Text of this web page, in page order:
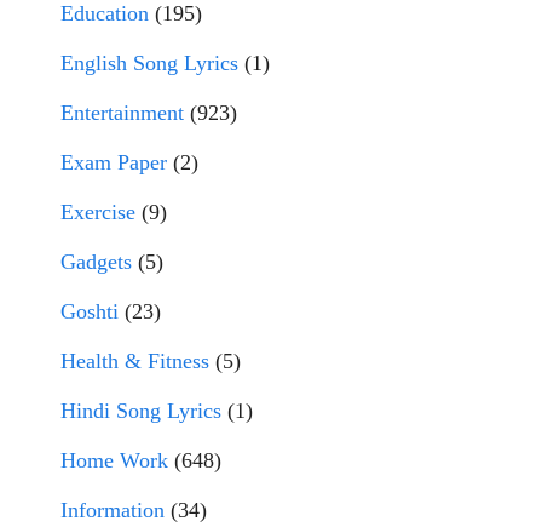
Education (195)
English Song Lyrics (1)
Entertainment (923)
Exam Paper (2)
Exercise (9)
Gadgets (5)
Goshti (23)
Health & Fitness (5)
Hindi Song Lyrics (1)
Home Work (648)
Information (34)